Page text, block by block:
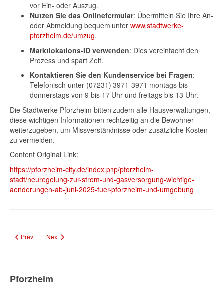
vor Ein- oder Auszug.
Nutzen Sie das Onlineformular: Übermitteln Sie Ihre An-
oder Abmeldung bequem unter www.stadtwerke-
pforzheim.de/umzug.
Marktlokations-ID verwenden: Dies vereinfacht den
Prozess und spart Zeit.
Kontaktieren Sie den Kundenservice bei Fragen:
Telefonisch unter (07231) 3971-3971 montags bis
donnerstags von 9 bis 17 Uhr und freitags bis 13 Uhr.
Die Stadtwerke Pforzheim bitten zudem alle Hausverwaltungen,
diese wichtigen Informationen rechtzeitig an die Bewohner
weiterzugeben, um Missverständnisse oder zusätzliche Kosten
zu vermeiden.
Content Original Link:
https://pforzheim-city.de/index.php/pforzheim-
stadt/neuregelung-zur-strom-und-gasversorgung-wichtige-
aenderungen-ab-juni-2025-fuer-pforzheim-und-umgebung
Previous article: Großdemonstrationen in Pforzheim: Friedlicher CSD,
Prev Next article: Goldstadtspaziergang in Pforzheim am 21. Juni –
Next
Pforzheim